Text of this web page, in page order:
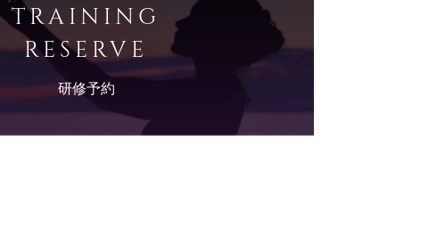
TRAINING
RESERVE
研修予約